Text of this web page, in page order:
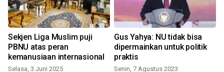
Sekjen Liga Muslim puji
PBNU atas peran
kemanusiaan internasional
Selasa, 3 Juni 2025
Gus Yahya: NU tidak bisa
dipermainkan untuk politik
praktis
Senin, 7 Agustus 2023